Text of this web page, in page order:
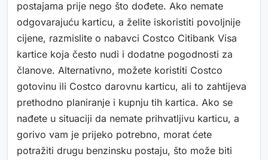
postajama prije nego što dođete. Ako nemate
odgovarajuću karticu, a želite iskoristiti povoljnije
cijene, razmislite o nabavci Costco Citibank Visa
kartice koja često nudi i dodatne pogodnosti za
članove. Alternativno, možete koristiti Costco
gotovinu ili Costco darovnu karticu, ali to zahtijeva
prethodno planiranje i kupnju tih kartica. Ako se
nađete u situaciji da nemate prihvatljivu karticu, a
gorivo vam je prijeko potrebno, morat ćete
potražiti drugu benzinsku postaju, što može biti